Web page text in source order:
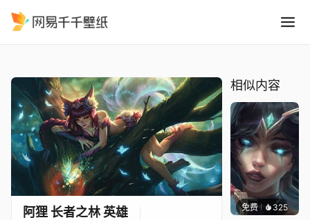
阿狸 长者之林 英雄
相似内容
免费 325
｡